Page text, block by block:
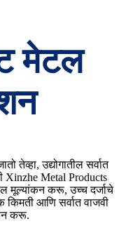
मेटल
तेव्हा, उद्योगातील सर्वात
Xinzhe Metal Products
मूल्यांकन करू, उच्च दर्जाचे
किमती आणि सर्वात वाजवी
करू.